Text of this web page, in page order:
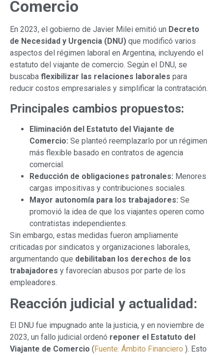
Comercio
En 2023, el gobierno de Javier Milei emitió un Decreto
de Necesidad y Urgencia (DNU) que modificó varios
aspectos del régimen laboral en Argentina, incluyendo el
estatuto del viajante de comercio. Según el DNU, se
buscaba flexibilizar las relaciones laborales para
reducir costos empresariales y simplificar la contratación.
Principales cambios propuestos:
Eliminación del Estatuto del Viajante de
Comercio: Se planteó reemplazarlo por un régimen
más flexible basado en contratos de agencia
comercial.
Reducción de obligaciones patronales: Menores
cargas impositivas y contribuciones sociales.
Mayor autonomía para los trabajadores: Se
promovió la idea de que los viajantes operen como
contratistas independientes.
Sin embargo, estas medidas fueron ampliamente
criticadas por sindicatos y organizaciones laborales,
argumentando que debilitaban los derechos de los
trabajadores y favorecían abusos por parte de los
empleadores.
Reacción judicial y actualidad:
El DNU fue impugnado ante la justicia, y en noviembre de
2023, un fallo judicial ordenó reponer el Estatuto del
Viajante de Comercio (Fuente: Ámbito Financiero ). Esto